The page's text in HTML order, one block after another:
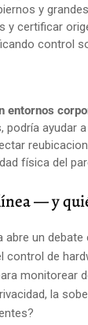
y
y certificar
control
entornos
podría ayudar
física del
— y
abre un
control de
monitorear
la